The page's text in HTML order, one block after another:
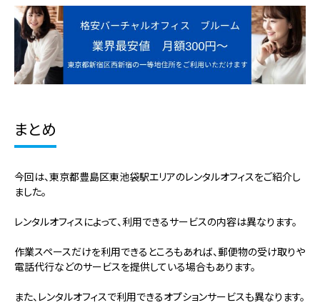
まとめ
今回は、東京都豊島区東池袋駅エリアのレンタルオフィスをご紹介し
ました。
レンタルオフィスによって、利用できるサービスの内容は異なります。
作業スペースだけを利用できるところもあれば、郵便物の受け取りや
電話代行などのサービスを提供している場合もあります。
また、レンタルオフィスで利用できるオプションサービスも異なります。